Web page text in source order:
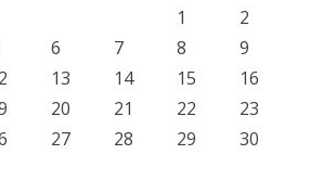
1
2
6 7 8
9
13 14 15
16
20 21 22
23
27 28 29
30